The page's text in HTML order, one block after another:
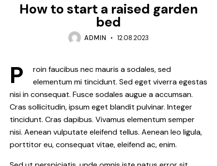
How to start a raised garden
bed
ADMIN 12.08.2023
P
roin faucibus nec mauris a sodales, sed
elementum mi tincidunt. Sed eget viverra egestas
nisi in consequat. Fusce sodales augue a accumsan.
Cras sollicitudin, ipsum eget blandit pulvinar. Integer
tincidunt. Cras dapibus. Vivamus elementum semper
nisi. Aenean vulputate eleifend tellus. Aenean leo ligula,
porttitor eu, consequat vitae, eleifend ac, enim.